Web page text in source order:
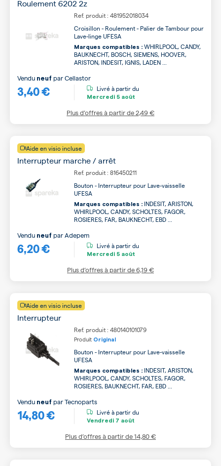
Roulement 6202 2z
Ref. produit : 481952018034
Croisillon - Roulement - Palier de Tambour pour
Lave-linge UFESA
Marques compatibles : WHIRLPOOL, CANDY,
BAUKNECHT, BOSCH, SIEMENS, HOOVER,
ARISTON, INDESIT, IGNIS, LADEN ...
3,40 €
Vendu neuf parCellastor
Livré à partir du
Mercredi 5 août
Plus d’offres à partir de2,49 €
Aide en visio incluse
Interrupteur marche / arrêt
Ref. produit : 816450211
Bouton - Interrupteur pour Lave-vaisselle
UFESA
Marques compatibles : INDESIT, ARISTON,
WHIRLPOOL, CANDY, SCHOLTES, FAGOR,
ROSIERES, FAR, BAUKNECHT, EBD ...
6,20 €
Vendu neuf parAdepem
Livré à partir du
Mercredi 5 août
Plus d’offres à partir de6,19 €
Aide en visio incluse
Interrupteur
Ref. produit : 480140101079
Produit Original
Bouton - Interrupteur pour Lave-vaisselle
UFESA
Marques compatibles : INDESIT, ARISTON,
WHIRLPOOL, CANDY, SCHOLTES, FAGOR,
ROSIERES, BAUKNECHT, FAR, EBD ...
14,80 €
Vendu neuf parTecnoparts
Livré à partir du
Vendredi 7 août
Plus d’offres à partir de14,80 €